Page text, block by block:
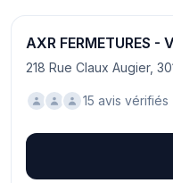
AXR FERMETURES
218 Rue Claux Augier,
15 avis vérifiés